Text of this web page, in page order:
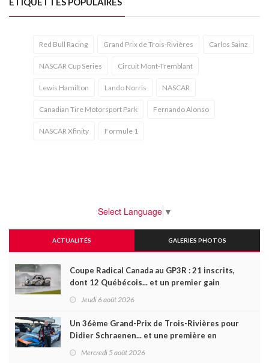
Red Bull Racing Grand Prix de Trois-Rivières Carlos Sainz
NASCAR Cup Series Circuit Mont-Tremblant
Lewis Hamilton Lando Norris NASCAR
Canadian Tire Motorsport Park Fernando Alonso
NASCAR Xfinity Formule 1
Select Language ▼
ACTUALITÉS GALERIES PHOTOS
Coupe Radical Canada au GP3R : 21 inscrits,
dont 12 Québécois... et un premier gain
Jeudi 6 août 2026
Un 36ème Grand-Prix de Trois-Rivières pour
Didier Schraenen... et une première en
Mercredi 5 août 2026